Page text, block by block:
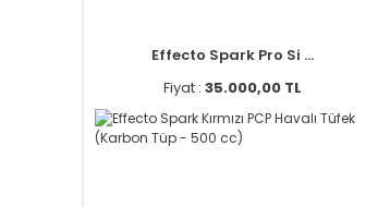
Effecto Spark Pro Si ...
Fiyat : 35.000,00 TL